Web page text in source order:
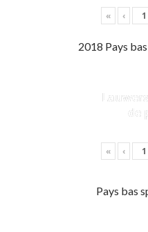
« ‹
2018 Pays
de
« ‹
Pays bas